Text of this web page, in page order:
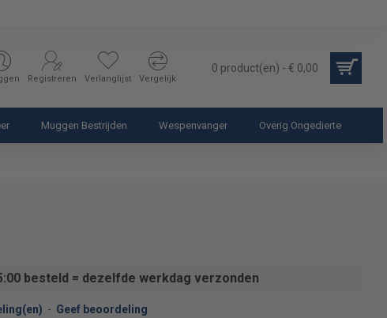
Registreren Verlanglijst Vergelijk
0 product(en) - € 0,00
Muggen Bestrijden Wespenvanger Overig Ongedierte
besteld = dezelfde werkdag verzonden
- Geef beoordeling